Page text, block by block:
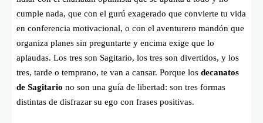
cumple nada, que con el gurú exagerado que convierte tu vida
en conferencia motivacional, o con el aventurero mandón que
organiza planes sin preguntarte y encima exige que lo
aplaudas. Los tres son Sagitario, los tres son divertidos, y los
tres, tarde o temprano, te van a cansar. Porque los decanatos
de Sagitario no son una guía de libertad: son tres formas
distintas de disfrazar su ego con frases positivas.